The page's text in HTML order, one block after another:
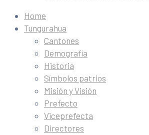
Home
Tungurahua
Cantones
Demografía
Historia
Símbolos patrios
Misión y Visión
Prefecto
Viceprefecta
Directores